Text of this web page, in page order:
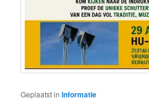
Geplaatst in Informatie